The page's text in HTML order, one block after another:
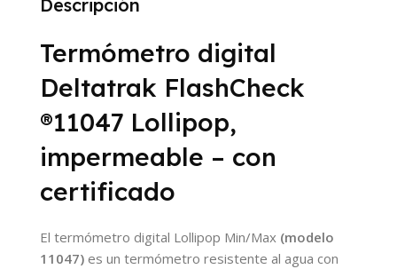
Descripción
Termómetro digital
Deltatrak FlashCheck
®11047 Lollipop,
impermeable – con
certificado
El termómetro digital Lollipop Min/Max (modelo
11047) es un termómetro resistente al agua con